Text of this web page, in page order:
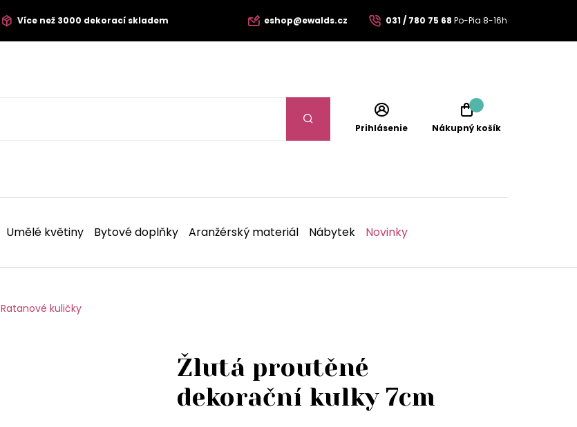
Více než 3000 dekorací skladem eshop@ewalds.cz 031 / 780 75 68 Po-Pia 8-16h
Prihlásenie Nákupný košík
Umělé květiny Bytové doplňky Aranžérský materiál Nábytek Novinky
Ratanové kuličky
Žlutá proutěné
dekorační kulky 7cm